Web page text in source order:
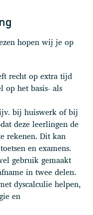
hopen wij je op
recht op extra tijd
op het basis- als
bij huiswerk of bij
deze leerlingen de
rekenen. Dit kan
en examens.
gebruik gemaakt
in twee delen.
dyscalculie helpen,
en